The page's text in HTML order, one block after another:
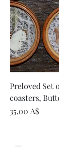
Preloved Set
coasters,
Τιμή
35,00 A$